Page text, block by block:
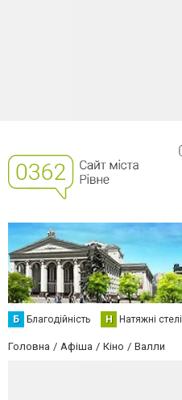
Б Благодійність Н Натяжні стелі
Головна Афіша Кіно Валли